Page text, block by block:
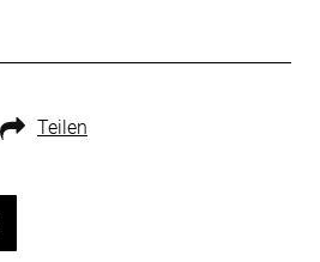
Teilen